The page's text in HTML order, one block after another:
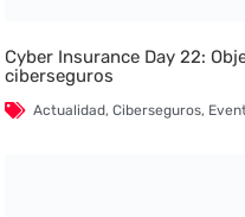
Cyber Insurance Day 22:
ciberseguros
Actualidad,Ciberseguros,